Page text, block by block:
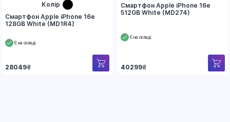
Колір
Смартфон Apple iPhone 16e
128GB White (MD1R4)
Є на складі
28049₴
Смартфон Apple iPhone 16e
512GB White (MD274)
Є на складі
40299₴